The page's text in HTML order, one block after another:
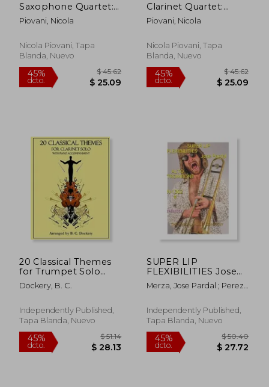
45%
dcto.
$ 59.32
$ 32.63
45%
dcto.
Saxophone Quartet:
Goodmorning
Princess - The eggs in
Giosuè - The train in
the dark - Ostrich
Inglés)
Piovani, Nicola
Nicola Piovani, Tapa
Blanda, Nuevo
Clarinet Quartet:
Goodmorning
Princess - The eggs in
Giosuè - The train in
the dark - Ostrich
Inglés)
Piovani, Nicola
Nicola Piovani, Tapa
Blanda, Nuevo
20 Classical Themes
for Trumpet Solo
with Piano
Accompaniment (en
Dockery, B. C.
Independently Published,
Tapa Blanda, Nuevo
SUPER LIP
FLEXIBILITIES Jose
Pardal ALTO
TROMBONE N-1302
Inglés)
Merza, Jose Pardal ; Perez,
Pardal Music
Independently Published,
Tapa Blanda, Nuevo